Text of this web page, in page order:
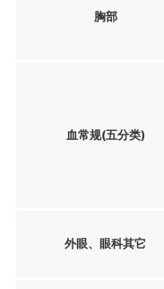
胸部
血常规(五分类)
外眼、眼科其它